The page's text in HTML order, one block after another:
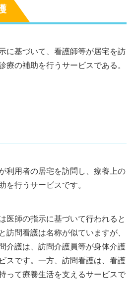
に基づいて、看護師等が居宅を訪
療の補助を行うサービスである。
利用者の居宅を訪問し、療養上の
行うサービスです。
医師の指示に基づいて行われると
訪問看護は名称が似ていますが、
介護は、訪問介護員等が身体介護
スです。一方、訪問看護は、看護
って療養生活を支えるサービスで